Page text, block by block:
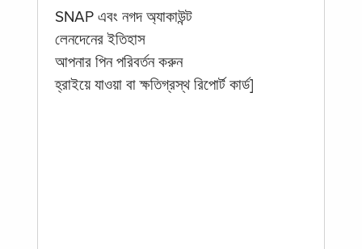
SNAP এবং নগদ অ্যাকাউন্ট
লেনদেনের ইতিহাস
আপনার পিন পরিবর্তন করুন
হ্রাইয়ে যাওয়া বা ক্ষতিগ্রস্থ রিপোর্ট কার্ড]